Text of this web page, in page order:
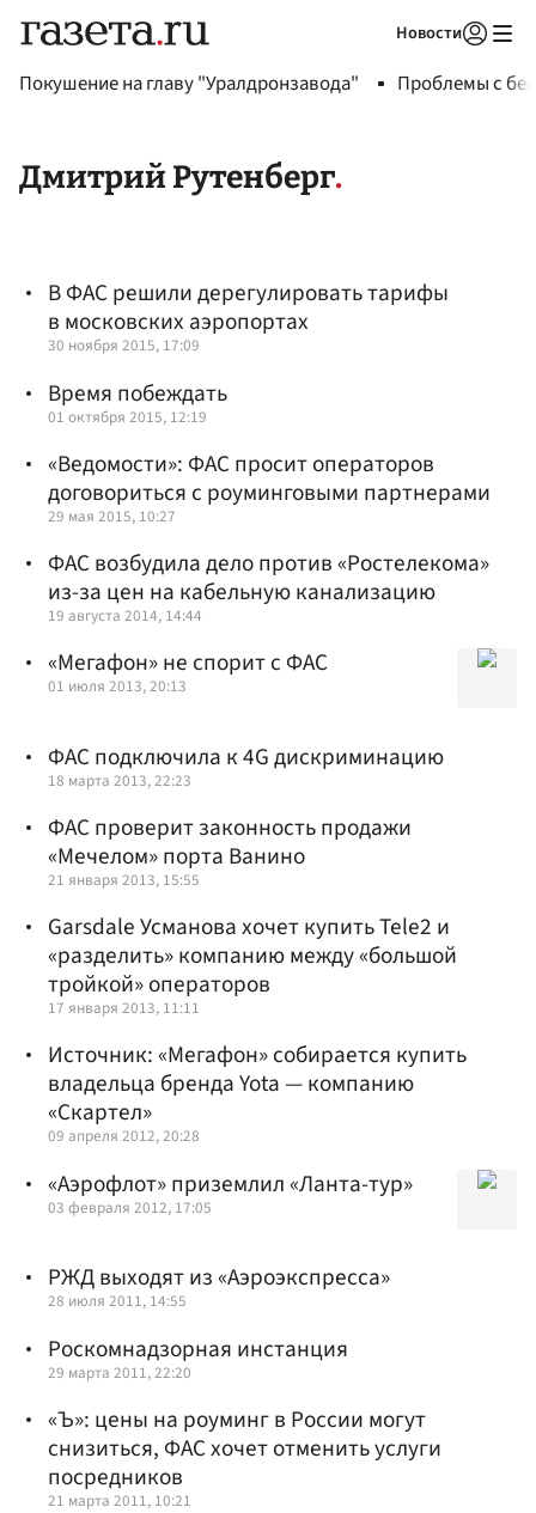
Новости
Покушение на главу "Уралдронзавода" Проблемы с
Дмитрий Рутенберг
В ФАС решили дерегулировать тарифы
в московских аэропортах
30 ноября 2015, 17:09
Время побеждать
01 октября 2015, 12:19
«Ведомости»: ФАС просит операторов
договориться с роуминговыми партнерами
29 мая 2015, 10:27
ФАС возбудила дело против «Ростелекома»
из-за цен на кабельную канализацию
19 августа 2014, 14:44
«Мегафон» не спорит с ФАС
01 июля 2013, 20:13
ФАС подключила к 4G дискриминацию
18 марта 2013, 22:23
ФАС проверит законность продажи
«Мечелом» порта Ванино
21 января 2013, 15:55
Garsdale Усманова хочет купить Tele2 и
«разделить» компанию между «большой
тройкой» операторов
17 января 2013, 11:11
Источник: «Мегафон» собирается купить
владельца бренда Yota — компанию
«Скартел»
09 апреля 2012, 20:28
«Аэрофлот» приземлил «Ланта-тур»
03 февраля 2012, 17:05
РЖД выходят из «Аэроэкспресса»
28 июля 2011, 14:55
Роскомнадзорная инстанция
29 марта 2011, 22:20
«Ъ»: цены на роуминг в России могут
снизиться, ФАС хочет отменить услуги
посредников
21 марта 2011, 10:21